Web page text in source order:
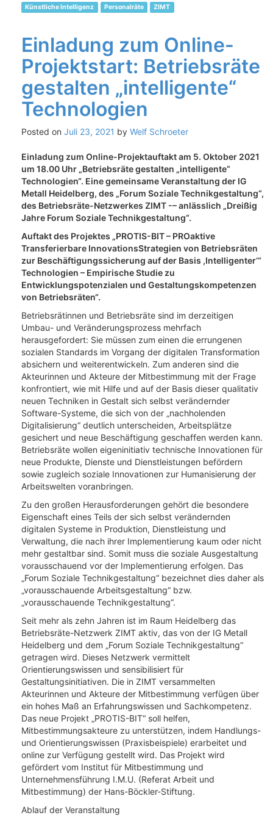
Künstliche Intelligenz
Personalräte ZIMT
Einladung zum Online-
Projektstart: Betriebsräte
gestalten „intelligente“
Technologien
Posted on Juli 23, 2021 by Welf Schroeter
Einladung zum Online-Projektauftakt am 5. Oktober 2021
um 18.00 Uhr „Betriebsräte gestalten „intelligente“
Technologien“. Eine gemeinsame Veranstaltung der IG
Metall Heidelberg, des „Forum Soziale Technikgestaltung“,
des Betriebsräte-Netzwerkes ZIMT -– anlässlich „Dreißig
Jahre Forum Soziale Technikgestaltung“.
Auftakt des Projektes „PROTIS-BIT – PROaktive
Transferierbare InnovationsStrategien von Betriebsräten
zur Beschäftigungssicherung auf der Basis ,Intelligenter‘“
Technologien – Empirische Studie zu
Entwicklungspotenzialen und Gestaltungskompetenzen
von Betriebsräten“.
Betriebsrätinnen und Betriebsräte sind im derzeitigen
Umbau- und Veränderungsprozess mehrfach
herausgefordert: Sie müssen zum einen die errungenen
sozialen Standards im Vorgang der digitalen Transformation
absichern und weiterentwickeln. Zum anderen sind die
Akteurinnen und Akteure der Mitbestimmung mit der Frage
konfrontiert, wie mit Hilfe und auf der Basis dieser qualitativ
neuen Techniken in Gestalt sich selbst verändernder
Software-Systeme, die sich von der „nachholenden
Digitalisierung“ deutlich unterscheiden, Arbeitsplätze
gesichert und neue Beschäftigung geschaffen werden kann.
Betriebsräte wollen eigeninitiativ technische Innovationen für
neue Produkte, Dienste und Dienstleistungen befördern
sowie zugleich soziale Innovationen zur Humanisierung der
Arbeitswelten voranbringen.
Zu den großen Herausforderungen gehört die besondere
Eigenschaft eines Teils der sich selbst verändernden
digitalen Systeme in Produktion, Dienstleistung und
Verwaltung, die nach ihrer Implementierung kaum oder nicht
mehr gestaltbar sind. Somit muss die soziale Ausgestaltung
vorausschauend vor der Implementierung erfolgen. Das
„Forum Soziale Technikgestaltung“ bezeichnet dies daher als
„vorausschauende Arbeitsgestaltung“ bzw.
„vorausschauende Technikgestaltung“.
Seit mehr als zehn Jahren ist im Raum Heidelberg das
Betriebsräte-Netzwerk ZIMT aktiv, das von der IG Metall
Heidelberg und dem „Forum Soziale Technikgestaltung“
getragen wird. Dieses Netzwerk vermittelt
Orientierungswissen und sensibilisiert für
Gestaltungsinitiativen. Die in ZIMT versammelten
Akteurinnen und Akteure der Mitbestimmung verfügen über
ein hohes Maß an Erfahrungswissen und Sachkompetenz.
Das neue Projekt „PROTIS-BIT“ soll helfen,
Mitbestimmungsakteure zu unterstützen, indem Handlungs-
und Orientierungswissen (Praxisbeispiele) erarbeitet und
online zur Verfügung gestellt wird. Das Projekt wird
gefördert vom Institut für Mitbestimmung und
Unternehmensführung I.M.U. (Referat Arbeit und
Mitbestimmung) der Hans-Böckler-Stiftung.
Ablauf der Veranstaltung